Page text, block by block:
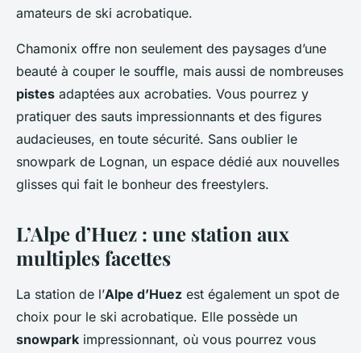
amateurs de ski acrobatique.
Chamonix offre non seulement des paysages d’une
beauté à couper le souffle, mais aussi de nombreuses
pistes adaptées aux acrobaties. Vous pourrez y
pratiquer des sauts impressionnants et des figures
audacieuses, en toute sécurité. Sans oublier le
snowpark de Lognan, un espace dédié aux nouvelles
glisses qui fait le bonheur des freestylers.
L’Alpe d’Huez : une station aux
multiples facettes
La station de l’Alpe d’Huez est également un spot de
choix pour le ski acrobatique. Elle possède un
snowpark impressionnant, où vous pourrez vous